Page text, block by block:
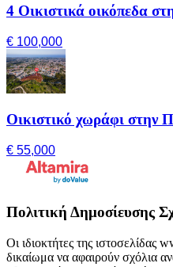
4 Οικιστικά οικόπεδα
€ 100,000
Οικιστικό χωράφι στην
€ 55,000
Πολιτική Δημοσίευσης
Οι ιδιοκτήτες της ιστοσελίδας
δικαίωμα να αφαιρούν σχόλια